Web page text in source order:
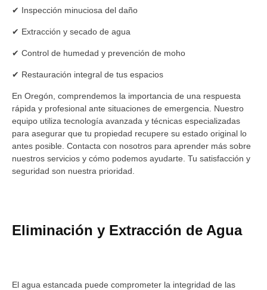
✔ Inspección minuciosa del daño
✔ Extracción y secado de agua
✔ Control de humedad y prevención de moho
✔ Restauración integral de tus espacios
En Oregón, comprendemos la importancia de una respuesta
rápida y profesional ante situaciones de emergencia. Nuestro
equipo utiliza tecnología avanzada y técnicas especializadas
para asegurar que tu propiedad recupere su estado original lo
antes posible. Contacta con nosotros para aprender más sobre
nuestros servicios y cómo podemos ayudarte. Tu satisfacción y
seguridad son nuestra prioridad.
Eliminación y Extracción de Agua
El agua estancada puede comprometer la integridad de las